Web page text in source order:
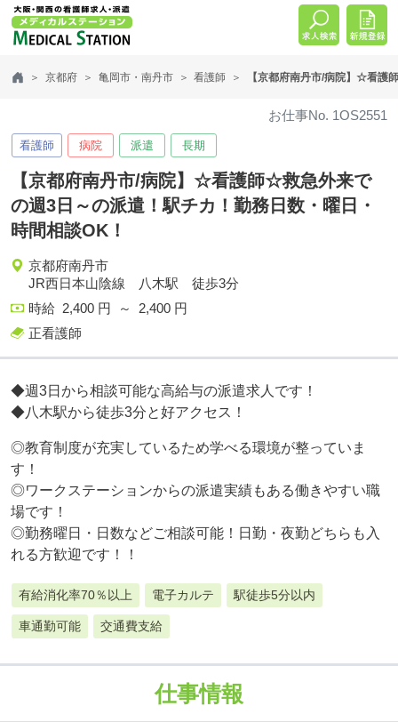
京都府 亀岡市・南丹市 看護師 【京都府南丹市/病院】☆看護
お仕事No. 1OS2551
看護師 病院 派遣 長期
【京都府南丹市/病院】☆看護師☆救急外来で
の週3日～の派遣！駅チカ！勤務日数・曜日・
時間相談OK！
京都府南丹市
JR西日本山陰線 八木駅 徒歩3分
時給 2,400 円 ～ 2,400 円
正看護師
◆週3日から相談可能な高給与の派遣求人です！
◆八木駅から徒歩3分と好アクセス！
◎教育制度が充実しているため学べる環境が整っていま
す！
◎ワークステーションからの派遣実績もある働きやすい職
場です！
◎勤務曜日・日数などご相談可能！日勤・夜勤どちらも入
れる方歓迎です！！
有給消化率70％以上 電子カルテ 駅徒歩5分以内
車通勤可能 交通費支給
仕事情報